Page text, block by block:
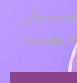
„Zawsze
nowego